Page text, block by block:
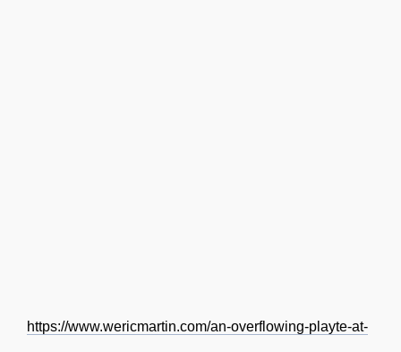
https://www.wericmartin.com/an-overflowing-playte-at-